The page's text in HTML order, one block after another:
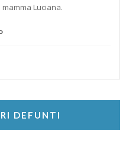
Luciana.
DEFUNTI